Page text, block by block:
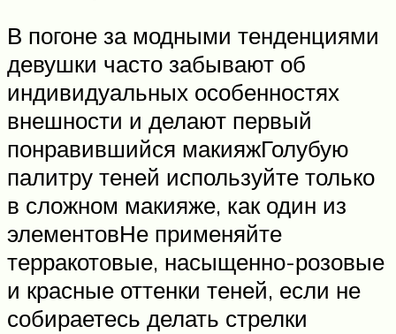
В погоне за модными тенденциями
девушки часто забывают об
индивидуальных особенностях
внешности и делают первый
понравившийся макияжГолубую
палитру теней используйте только
в сложном макияже, как один из
элементовНе применяйте
терракотовые, насыщенно-розовые
и красные оттенки теней, если не
собираетесь делать стрелки